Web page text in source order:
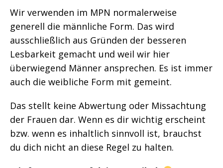
Wir verwenden im MPN normalerweise
generell die männliche Form. Das wird
ausschließlich aus Gründen der besseren
Lesbarkeit gemacht und weil wir hier
überwiegend Männer ansprechen. Es ist immer
auch die weibliche Form mit gemeint.
Das stellt keine Abwertung oder Missachtung
der Frauen dar. Wenn es dir wichtig erscheint
bzw. wenn es inhaltlich sinnvoll ist, brauchst
du dich nicht an diese Regel zu halten.